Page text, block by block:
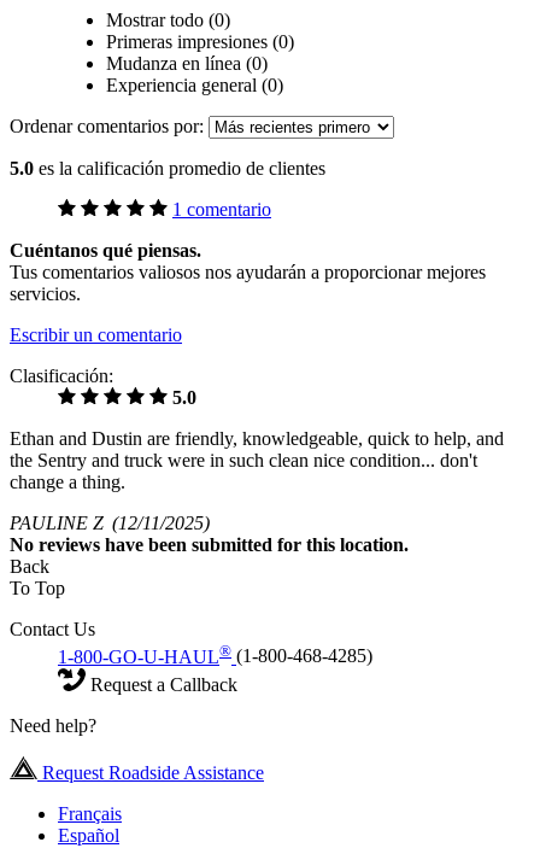
Mostrar todo (0)
Primeras impresiones (0)
Mudanza en línea (0)
Experiencia general (0)
Ordenar comentarios por:
5.0 es la calificación promedio de clientes
1 comentario
Cuéntanos qué piensas.
Tus comentarios valiosos nos ayudarán a proporcionar mejores
servicios.
Escribir un comentario
Clasificación:
5.0
Ethan and Dustin are friendly, knowledgeable, quick to help, and
the Sentry and truck were in such clean nice condition... don't
change a thing.
PAULINE Z (12/11/2025)
No reviews have been submitted for this location.
Back
To Top
Contact Us
1-800-GO-U-HAUL® (1-800-468-4285)
Request a Callback
Need help?
Request Roadside Assistance
Français
Español